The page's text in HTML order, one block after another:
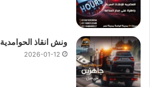
ونش انقاذ الحوامدية
2026-01-12